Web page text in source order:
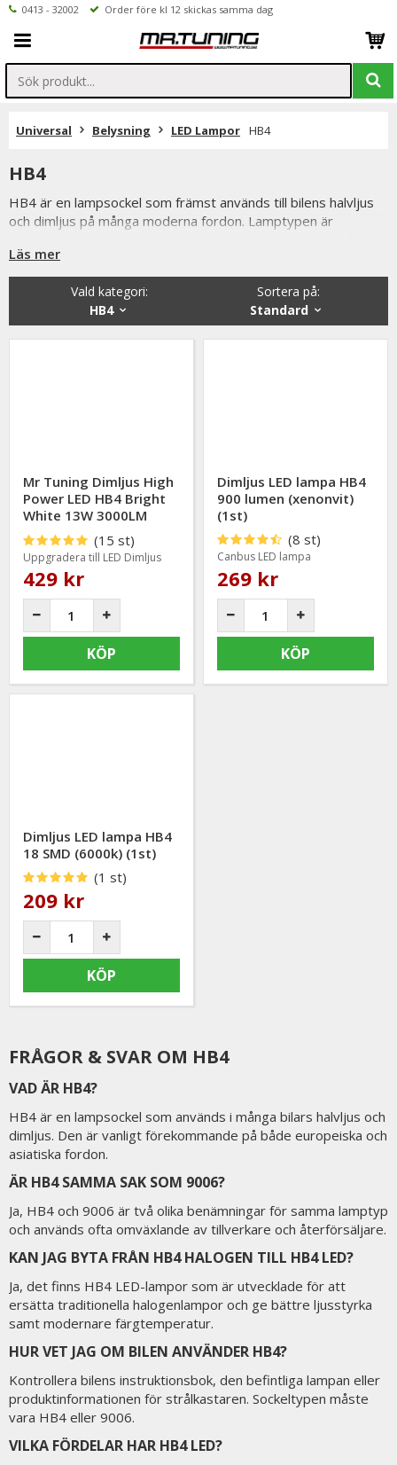
0413 - 32002 Order före kl 12 skickas samma dag
Universal Belysning LED Lampor HB4
HB4
HB4 är en lampsockel som främst används till bilens halvljus
och dimljus på många moderna fordon. Lamptypen är
biltillverkare i både original- och eftermarknadsbelysning.
HB4-lampor finns som halogen, xenon och LED. Många
bilägare väljer att uppgradera till LED HB4 för att få starkare
ljus, vitare färgtemperatur och längre livslängd jämfört med
traditionella halogenlampor. Resultatet blir ofta bättre sikt och
HB4-lampor för halvljus och dimljus
LED-alternativ med starkare och vitare ljus
Produkter för originalersättning och uppgradering
Läs mer
Sortera på:
Standard
Vald kategori:
HB4
Mr Tuning Dimljus High
Power LED HB4 Bright
White 13W 3000LM
(2st)
(15 st)
Uppgradera till LED Dimljus
429 kr
KÖP
Dimljus LED lampa HB4
900 lumen (xenonvit)
(1st)
(8 st)
Canbus LED lampa
269 kr
KÖP
Dimljus LED lampa HB4
18 SMD (6000k) (1st)
(1 st)
209 kr
KÖP
FRÅGOR & SVAR OM HB4
VAD ÄR HB4?
HB4 är en lampsockel som används i många bilars halvljus och
dimljus. Den är vanligt förekommande på både europeiska och
asiatiska fordon.
ÄR HB4 SAMMA SAK SOM 9006?
Ja, HB4 och 9006 är två olika benämningar för samma lamptyp
och används ofta omväxlande av tillverkare och återförsäljare.
KAN JAG BYTA FRÅN HB4 HALOGEN TILL HB4 LED?
Ja, det finns HB4 LED-lampor som är utvecklade för att
ersätta traditionella halogenlampor och ge bättre ljusstyrka
samt modernare färgtemperatur.
HUR VET JAG OM BILEN ANVÄNDER HB4?
Kontrollera bilens instruktionsbok, den befintliga lampan eller
produktinformationen för strålkastaren. Sockeltypen måste
vara HB4 eller 9006.
VILKA FÖRDELAR HAR HB4 LED?